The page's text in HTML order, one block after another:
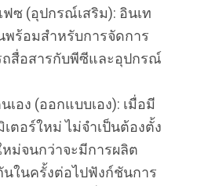
ซ (อุปกรณ์เสริม): อินเท
พร้อมสำหรับการจัดการ
ถสื่อสารกับพีซีและอุปกรณ์
เอง (ออกแบบเอง): เมื่อมี
ตอร์ใหม่ ไม่จำเป็นต้องตั้ง
หม่จนกว่าจะมีการผลิต
ในครั้งต่อไปฟังก์ชันการ